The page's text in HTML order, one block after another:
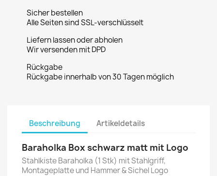
Sicher bestellen
Alle Seiten sind SSL-verschlüsselt
Liefern lassen oder abholen
Wir versenden mit DPD
Rückgabe
Rückgabe innerhalb von 30 Tagen möglich
Beschreibung Artikeldetails
Baraholka Box schwarz matt mit Logo
Stahlkiste Baraholka (1 Stk) mit Stahlgriff,
Montageplatte und Hammer & Sichel Logo